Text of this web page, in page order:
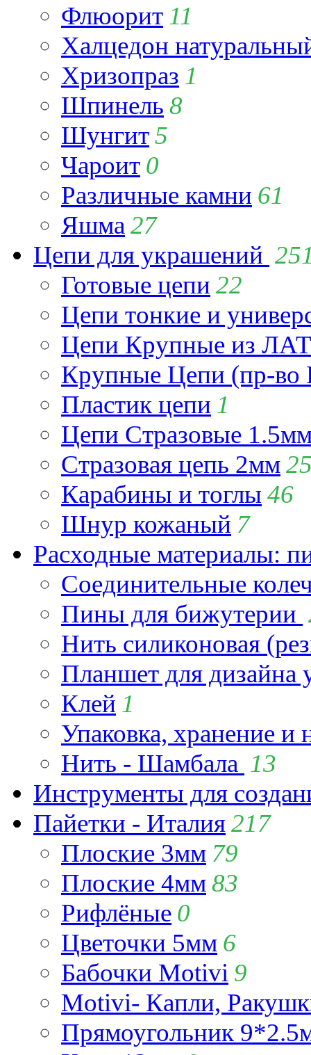
Флюорит 11
Халцедон
Хризопраз 1
Шпинель 8
Шунгит5
Чароит 0
Различные камни 61
Яшма 27
Цепи для украшений
Готовые цепи 22
Цепи тонкие и
Цепи Крупные из
Крупные Цепи (пр-во
Пластик цепи 1
Цепи Стразовые
Стразовая цепь 2мм
Карабины и тоглы 46
Шнур кожаный 7
Расходные материалы:
Соединительные
Пины для бижутерии
Нить силиконовая
Планшет для
Клей 1
Упаковка, хранение и
Нить - Шамбала 13
Инструменты для
Пайетки - Италия217
Плоские 3мм 79
Плоские 4мм83
Рифлёные 0
Цветочки 5мм 6
Бабочки Motivi 9
Motivi- Капли,
Прямоугольник